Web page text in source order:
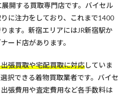
開する買取専門店です。バイセル
に注力をしており、これまで1400
ます。新宿エリアにはJR新宿駅か
ード店があります。
張買取や宅配買取に対応していま
択できる着物買取業者です。バイセ
張費用や査定費用など各手数料は